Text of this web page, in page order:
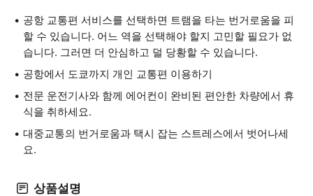
공항 교통편 서비스를 선택하면 트램을 타는 번거로움을 피
할 수 있습니다. 어느 역을 선택해야 할지 고민할 필요가 없
습니다. 그러면 더 안심하고 덜 당황할 수 있습니다.
공항에서 도쿄까지 개인 교통편 이용하기
전문 운전기사와 함께 에어컨이 완비된 편안한 차량에서 휴
식을 취하세요.
대중교통의 번거로움과 택시 잡는 스트레스에서 벗어나세
요.
상품설명